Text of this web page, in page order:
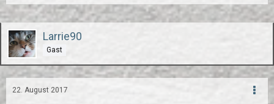
Larrie90
Gast
22. August 2017